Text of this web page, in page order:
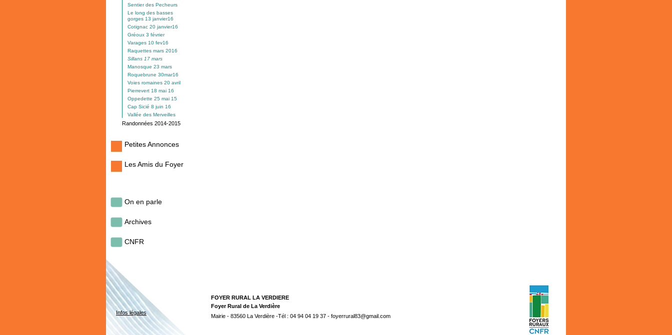
Sentier des Pecheurs
Le long des basses
gorges 13 janvier16
Cotignac 20 janvier16
Gréoux 3 février
Varages 10 fev16
Raquettes mars 2016
Sillans 17 mars
Manosque 23 mars
Roquebrune 30mar16
Voies romaines 20 avril
Pierrevert 18 mai 16
Oppedette 25 mai 15
Cap Sicié 8 juin 16
Vallée des Merveilles
Randonnées 2014-2015
Petites Annonces
Les Amis du Foyer
On en parle
Archives
CNFR
Infos légales
FOYER RURAL LA VERDIERE
Foyer Rural de La Verdière
Mairie - 83560 La Verdière -Tél : 04 94 04 19 37 - foyerrural83@gmail.com